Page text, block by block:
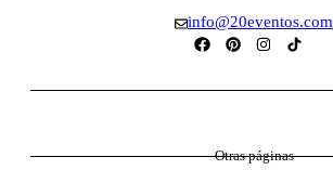
info@20eventos.com
Otras páginas